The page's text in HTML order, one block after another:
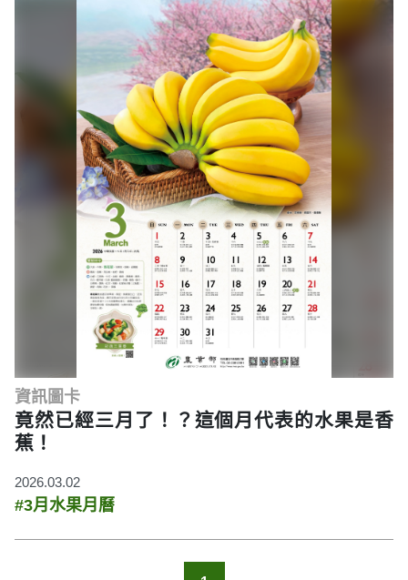
資訊圖卡
竟然已經三月了！？這個月代表的水果是香
蕉！
2026.03.02
#3月水果月曆